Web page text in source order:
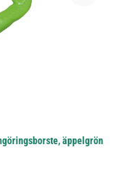
äppelgrön